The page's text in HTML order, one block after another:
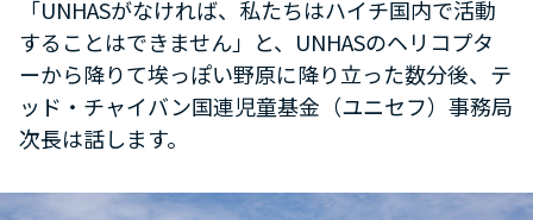
「UNHASがなければ、私たちはハイチ国内で活動
することはできません」と、UNHASのヘリコプタ
ーから降りて埃っぽい野原に降り立った数分後、テ
ッド・チャイバン国連児童基金（ユニセフ）事務局
次長は話します。